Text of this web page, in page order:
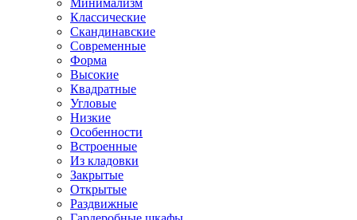
Минимализм
Классические
Скандинавские
Современные
Форма
Высокие
Квадратные
Угловые
Низкие
Особенности
Встроенные
Из кладовки
Закрытые
Открытые
Раздвижные